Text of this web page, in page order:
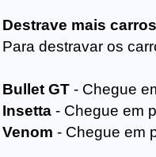
Destrave mais carros
Para destravar os
Bullet GT - Chegue
Insetta - Chegue em
Venom - Chegue em